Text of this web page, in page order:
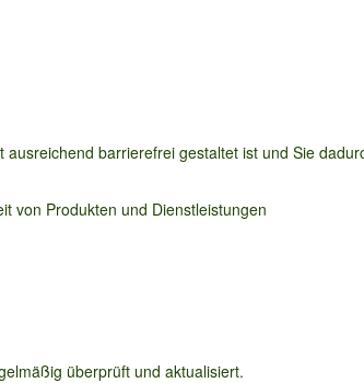
barrierefrei gestaltet ist und Sie
von Produkten und Dienstleistungen
überprüft und aktualisiert.